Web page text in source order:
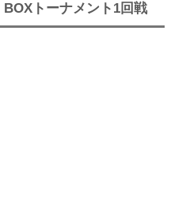
トーナメント1回戦